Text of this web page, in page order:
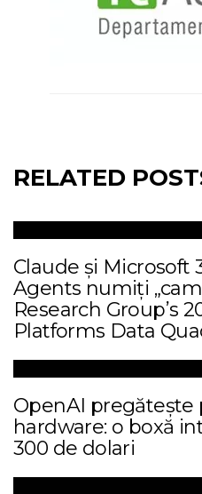
RELATED
Claude și Microsoft
Agents numiți
Research Group’s
Platforms Data
OpenAI
hardware: o boxă
300 de dolari